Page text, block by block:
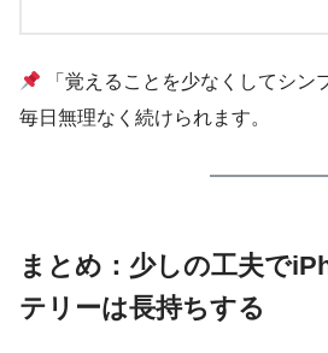
「覚えることを少なくしてシン
毎日無理なく続けられます。
まとめ：少しの工夫で
テリーは長持ちする